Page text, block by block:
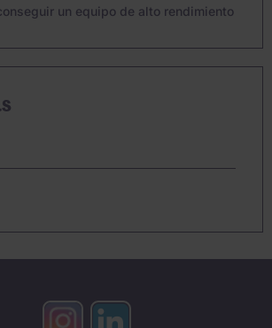
un equipo de alto rendimiento